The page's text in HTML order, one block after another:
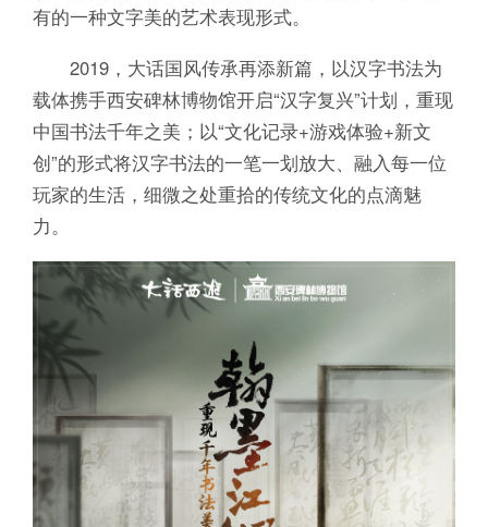
有的一种文字美的艺术表现形式。
2019，大话国风传承再添新篇，以汉字书法为
载体携手西安碑林博物馆开启“汉字复兴”计划，重现
中国书法千年之美；以“文化记录+游戏体验+新文
创”的形式将汉字书法的一笔一划放大、融入每一位
玩家的生活，细微之处重拾的传统文化的点滴魅
力。